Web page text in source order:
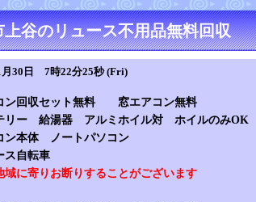
上谷のリュース不用品無料回収
月30日 7時22分25秒 (Fri)
ン回収セット無料 窓エアコン無料
リー 給湯器 アルミホイル対 ホイルのみOK
ン本体 ノートパソコン
ス自転車
域に寄りお断りすることがございます